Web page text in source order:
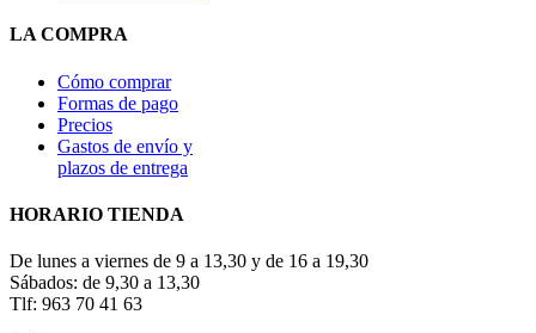
LA COMPRA
Cómo comprar
Formas de pago
Precios
Gastos de envío y
plazos de entrega
HORARIO TIENDA
De lunes a viernes de 9 a 13,30 y de 16 a 19,30
Sábados: de 9,30 a 13,30
Tlf: 963 70 41 63